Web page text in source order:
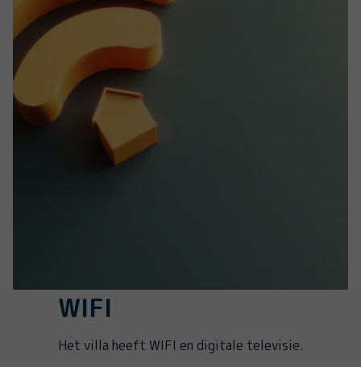
WIFI
Het villa heeft WIFI en digitale televisie.